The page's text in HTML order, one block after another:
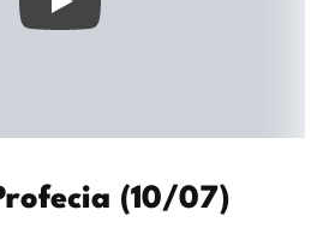
(10/07)